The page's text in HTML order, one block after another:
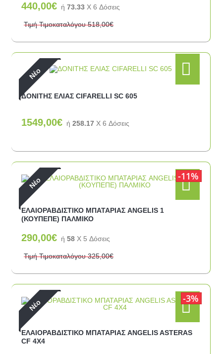
440,00€ ή 73.33 X 6 Δόσεις
Τιμή Τιμοκαταλόγου518,00€
Νέο
ΔΟΝΙΤΗΣ ΕΛΙΑΣ CIFARELLI SC 605
1549,00€ ή 258.17 X 6 Δόσεις
Νέο 11%
ΕΛΑΙΟΡΑΒΔΙΣΤΙΚΟ ΜΠΑΤΑΡΙΑΣ ANGELIS 1
(ΚΟΥΠΕΠΕ) ΠΑΛΜΙΚΟ
290,00€ ή 58 X 5 Δόσεις
Τιμή Τιμοκαταλόγου325,00€
Νέο 3%
ΕΛΑΙΟΡΑΒΔΙΣΤΙΚΟ ΜΠΑΤΑΡΙΑΣ ANGELIS ASTERAS
CF 4X4